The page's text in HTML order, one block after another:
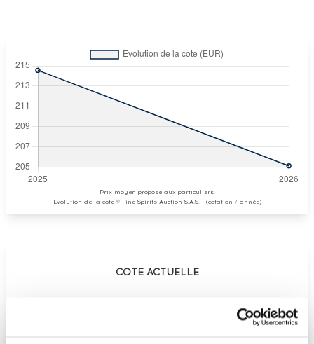
Prix moyen proposé aux particuliers.
Evolution de la cote © Fine Spirits Auction S.A.S. - (cotation / année)
COTE ACTUELLE